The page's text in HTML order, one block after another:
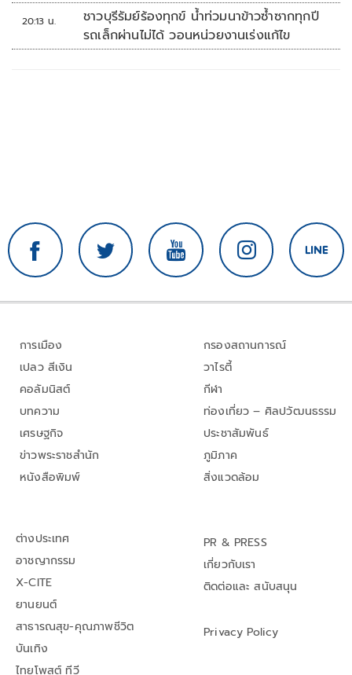
20:13 น.
ชาวบุรีรัมย์ร้องทุกข์ น้ำท่วมนาข้าวซ้ำซากทุกปี
รถเล็กผ่านไม่ได้ วอนหน่วยงานเร่งแก้ไข
การเมือง
เปลว สีเงิน
คอลัมนิสต์
บทความ
เศรษฐกิจ
ข่าวพระราชสำนัก
หนังสือพิมพ์
กรองสถานการณ์
วาไรตี้
กีฬา
ท่องเที่ยว – ศิลปวัฒนธรรม
ประชาสัมพันธ์
ภูมิภาค
สิ่งแวดล้อม
ต่างประเทศ
อาชญากรรม
X-CITE
ยานยนต์
สาธารณสุข-คุณภาพชีวิต
บันเทิง
ไทยโพสต์ ทีวี
PR & PRESS
เกี่ยวกับเรา
ติดต่อและ สนับสนุน
Privacy Policy